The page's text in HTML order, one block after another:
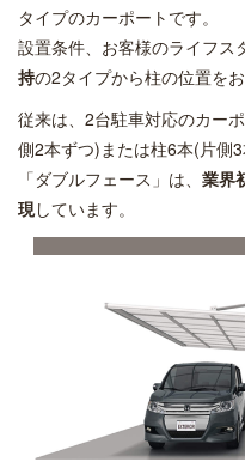
タイプのカーポートです。
設置条件、お客様のライフス
持の2タイプから柱の位置を
従来は、2台駐車対応のカー
側2本ずつ)または柱6本(片側3
「ダブルフェース」は、 業界
現しています。